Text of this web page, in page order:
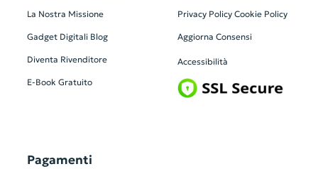
La Nostra Missione
Gadget Digitali Blog
Diventa Rivenditore
E-Book Gratuito
Privacy Policy Cookie Policy
Aggiorna Consensi
Accessibilità
Pagamenti